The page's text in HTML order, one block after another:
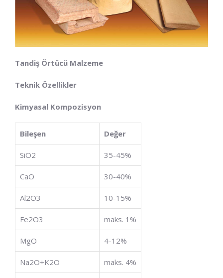
Tandiş Örtücü Malzeme
Teknik Özellikler
Kimyasal Kompozisyon
Bileşen Değer
SiO2​ 35-45%
CaO 30-40%
Al2​O3​ 10-15%
Fe2​O3​ maks. 1%
MgO 4-12%
Na2​O+K2​O maks. 4%